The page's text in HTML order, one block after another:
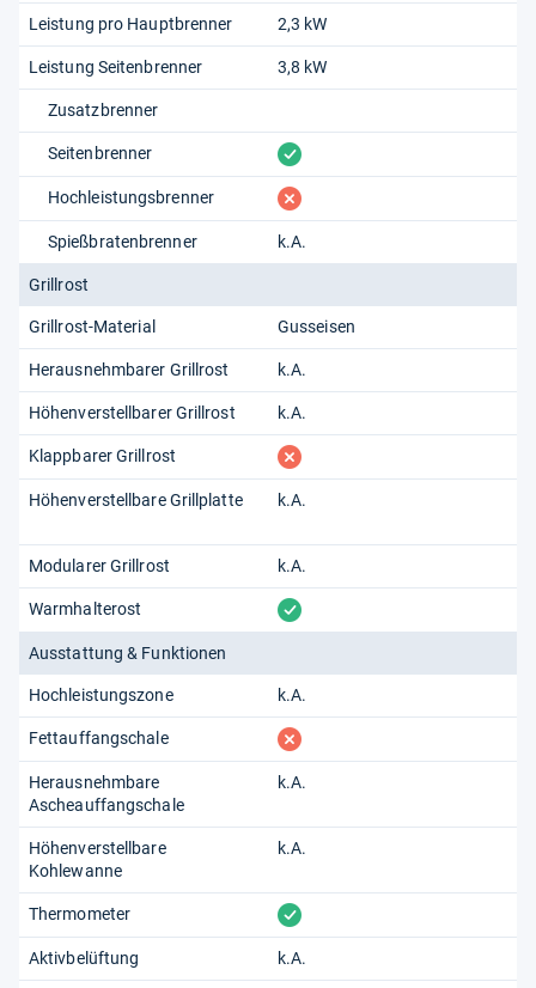
Leistung pro Hauptbrenner 2,3 kW
Leistung Seitenbrenner 3,8 kW
Zusatzbrenner
Seitenbrenner vorhanden
Hochleistungsbrenner fehlt
Spießbratenbrenner k.A.
Grillrost
Grillrost-Material Gusseisen
Herausnehmbarer Grillrost k.A.
Höhenverstellbarer Grillrost k.A.
Klappbarer Grillrost fehlt
Höhenverstellbare Grillplatte k.A.
Modularer Grillrost k.A.
Warmhalterost vorhanden
Ausstattung & Funktionen
Hochleistungszone k.A.
Fettauffangschale fehlt
Herausnehmbare
Ascheauffangschale
k.A.
Höhenverstellbare
Kohlewanne
k.A.
Thermometer vorhanden
Aktivbelüftung k.A.